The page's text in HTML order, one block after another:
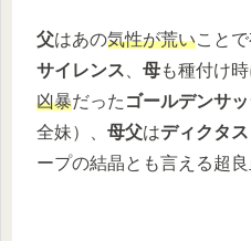
父はあの気性が荒いこと
サイレンス
母も種付け時
凶暴だった ゴールデンサ
全妹）、 母父はディクタス
ープの結晶とも言える超良